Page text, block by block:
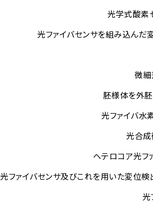
光学式酸素
光ファイバセンサを組み込んだ
微
胚様体を外
光ファイバ水
光合
ヘテロコア光フ
光ファイバセンサ及びこれを用いた変位
光